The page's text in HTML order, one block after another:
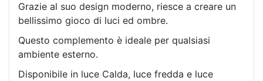
Grazie al suo design moderno, riesce a creare un
bellissimo gioco di luci ed ombre.
Questo complemento è ideale per qualsiasi
ambiente esterno.
Disponibile in luce Calda, luce fredda e luce